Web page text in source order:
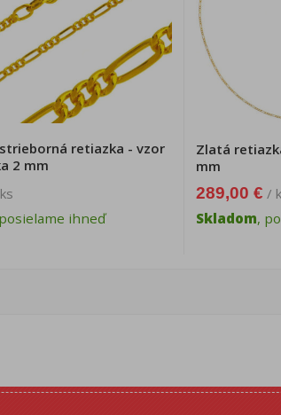
retiazka - vzor
2 mm
ihneď
Zlatá
mm
289,00 € /
Skladom,